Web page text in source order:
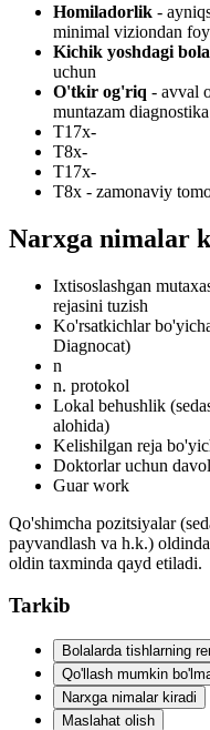
Homiladorlik -
minimal viziondan
Kichik yoshdagi
uchun
O'tkir og'riq - avval
muntazam diagnostika
T17x-
T8x-
T17x-
T8x - zamonaviy
Narxga nimalar
Ixtisoslashgan
rejasini tuzish
Ko'rsatkichlar
Diagnocat)
n
n. protokol
Lokal behushlik
alohida)
Kelishilgan reja
Doktorlar uchun
Guar work
Qo'shimcha pozitsiyalar
payvandlash va h.k.)
oldin taxminda qayd etiladi.
Tarkib
Bolalarda tishlarning
Qo'llash mumkin
Narxga nimalar kiradi
Maslahat olish